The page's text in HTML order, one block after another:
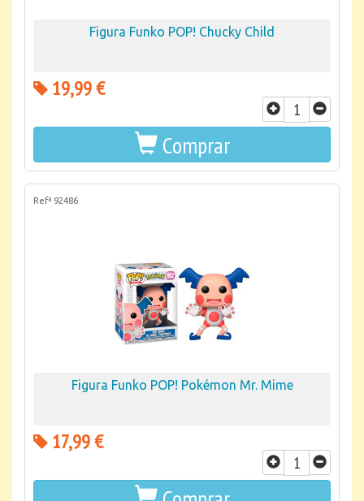
Figura Funko POP! Chucky Child
19,99 €
Comprar
Refª 92486
Figura Funko POP! Pokémon Mr. Mime
17,99 €